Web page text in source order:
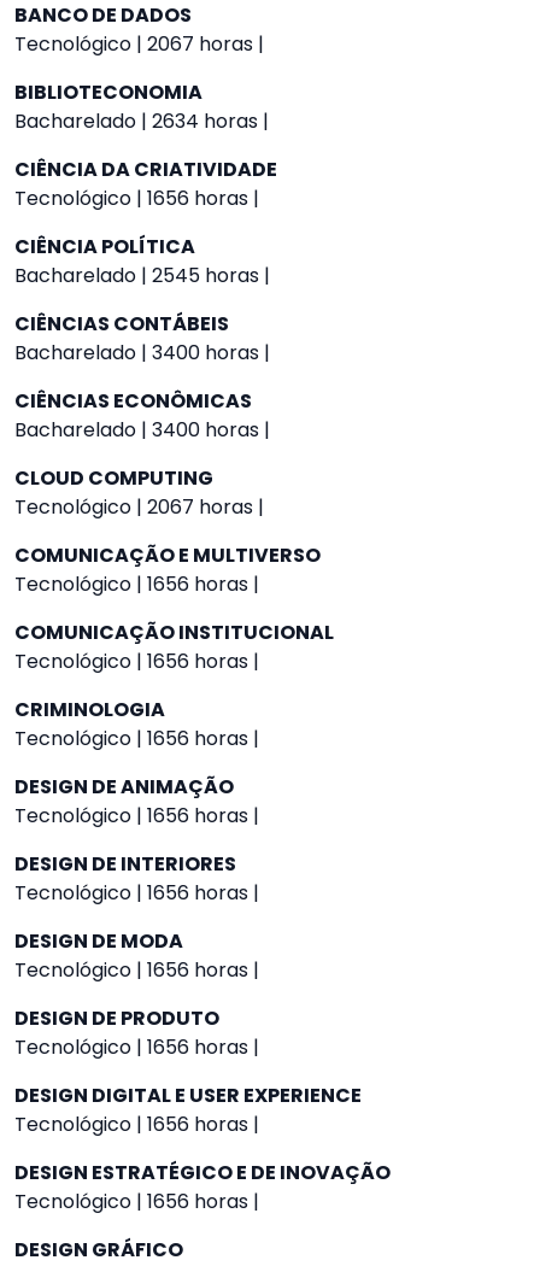
BANCO DE DADOS
Tecnológico | 2067 horas |
BIBLIOTECONOMIA
Bacharelado | 2634 horas |
CIÊNCIA DA CRIATIVIDADE
Tecnológico | 1656 horas |
CIÊNCIA POLÍTICA
Bacharelado | 2545 horas |
CIÊNCIAS CONTÁBEIS
Bacharelado | 3400 horas |
CIÊNCIAS ECONÔMICAS
Bacharelado | 3400 horas |
CLOUD COMPUTING
Tecnológico | 2067 horas |
COMUNICAÇÃO E MULTIVERSO
Tecnológico | 1656 horas |
COMUNICAÇÃO INSTITUCIONAL
Tecnológico | 1656 horas |
CRIMINOLOGIA
Tecnológico | 1656 horas |
DESIGN DE ANIMAÇÃO
Tecnológico | 1656 horas |
DESIGN DE INTERIORES
Tecnológico | 1656 horas |
DESIGN DE MODA
Tecnológico | 1656 horas |
DESIGN DE PRODUTO
Tecnológico | 1656 horas |
DESIGN DIGITAL E USER EXPERIENCE
Tecnológico | 1656 horas |
DESIGN ESTRATÉGICO E DE INOVAÇÃO
Tecnológico | 1656 horas |
DESIGN GRÁFICO